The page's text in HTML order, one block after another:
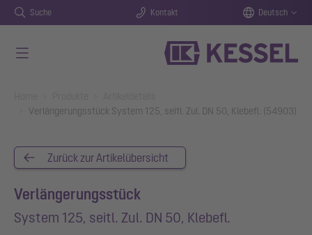
Suche Kontakt Deutsch
Verlängerungsstück System 125, seitl. Zul. DN 50, Klebefl. (54903)
Zurück zur Artikelübersicht
Verlängerungsstück
System 125, seitl. Zul. DN 50, Klebefl.